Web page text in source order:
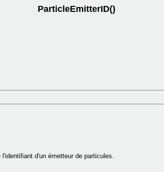
ParticleEmitterID()
d'un émetteur de particules.